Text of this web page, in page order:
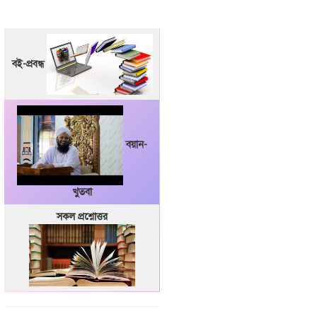
বই-প্রবন্ধ
বয়ান-
খুতবা
সকল প্রশ্নোত্তর